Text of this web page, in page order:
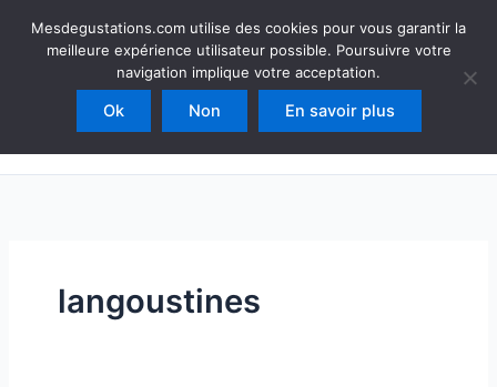
Mesdegustations
Dégustations, accords & autour du vin
Rechercher
langoustines
Mesdegustations.com utilise des cookies pour vous garantir la
meilleure expérience utilisateur possible. Poursuivre votre
navigation implique votre acceptation.
Ok Non En savoir plus